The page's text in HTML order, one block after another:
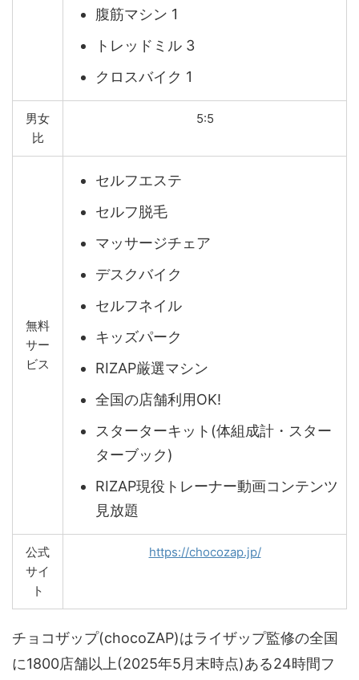
腹筋マシン 1
トレッドミル 3
クロスバイク 1
男女
比
5:5
無料
サー
ビス
セルフエステ
セルフ脱毛
マッサージチェア
デスクバイク
セルフネイル
キッズパーク
RIZAP厳選マシン
全国の店舗利用OK!
スターターキット(体組成計・スター
ターブック)
RIZAP現役トレーナー動画コンテンツ
見放題
公式
サイ
ト
https://chocozap.jp/
チョコザップ(chocoZAP)はライザップ監修の全国
に1800店舗以上(2025年5月末時点)ある24時間フ